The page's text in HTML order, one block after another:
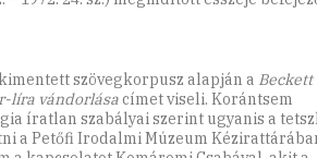
szövegkorpusz alapján a Beckett
líra vándorlásacímet viseli. Korántsem
íratlan szabályai szerint ugyanis a
a Petőfi Irodalmi Múzeum